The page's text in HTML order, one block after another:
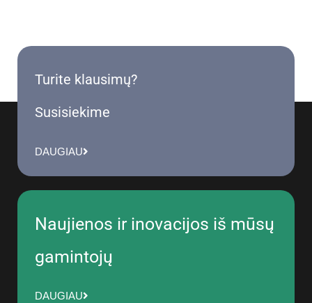
Turite klausimų?
Susisiekime
DAUGIAU
Naujienos ir inovacijos iš mūsų
gamintojų
DAUGIAU